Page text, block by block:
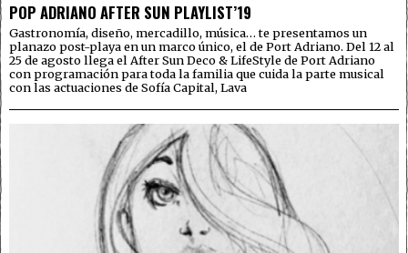
POP ADRIANO AFTER SUN PLAYLIST’19
Gastronomía, diseño, mercadillo, música… te presentamos un
planazo post-playa en un marco único, el de Port Adriano. Del 12 al
25 de agosto llega el After Sun Deco & LifeStyle de Port Adriano
con programación para toda la familia que cuida la parte musical
con las actuaciones de Sofía Capital, Lava